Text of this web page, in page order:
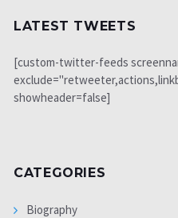
LATEST TWEETS
[custom-twitter-feeds
showheader=false]
CATEGORIES
Biography